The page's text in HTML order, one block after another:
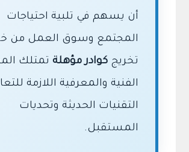
أن يسهم في تلبية احتياجات
المجتمع وسوق العمل من
تخريجكوادر مؤهلة تمتلك
الفنية والمعرفية اللازمة
التقنيات الحديثة وتحديات
المستقبل.